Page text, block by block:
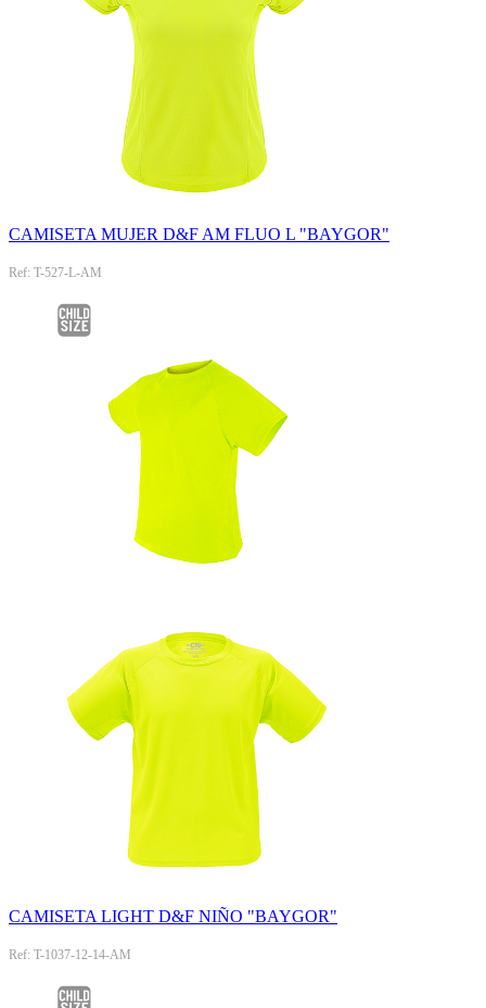
CAMISETA MUJER D&F AM FLUO L "BAYGOR"
Ref: T-527-L-AM
CAMISETA LIGHT D&F NIÑO "BAYGOR"
Ref: T-1037-12-14-AM